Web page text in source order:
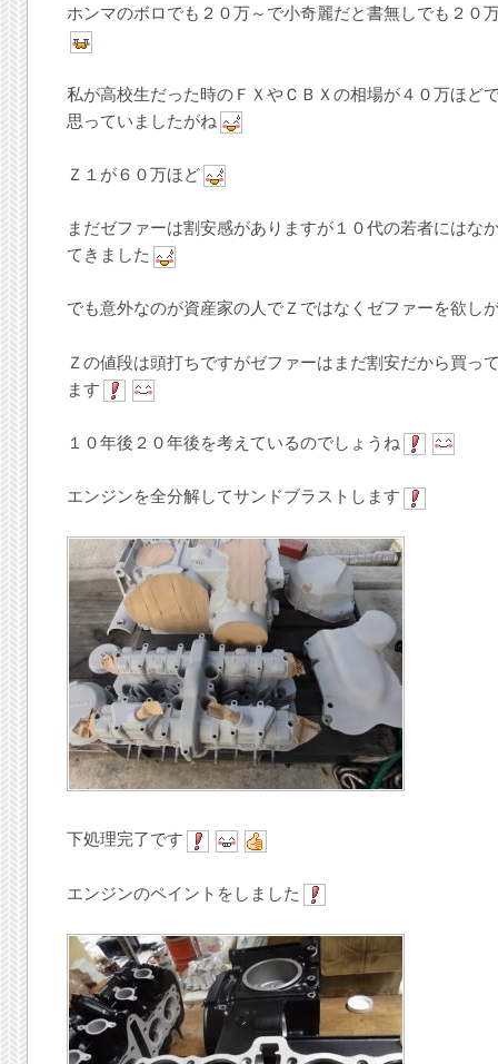
ホンマのボロでも２０万～で小奇麗だと書無しでも２０
私が高校生だった時のＦＸやＣＢＸの相場が４０万ほど
思っていましたがね
Ｚ１が６０万ほど
まだゼファーは割安感がありますが１０代の若者にはな
てきました
でも意外なのが資産家の人でＺではなくゼファーを欲し
Ｚの値段は頭打ちですがゼファーはまだ割安だから買っ
ます
１０年後２０年後を考えているのでしょうね
エンジンを全分解してサンドブラストします
下処理完了です
エンジンのペイントをしました